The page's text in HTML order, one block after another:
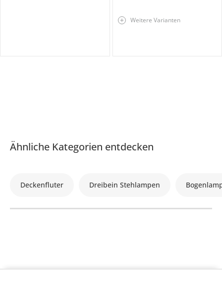
Weitere Varianten
Ähnliche Kategorien entdecken
Deckenfluter Dreibein Stehlampen